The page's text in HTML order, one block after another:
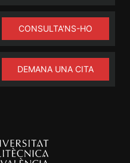
CONSULTA'NS-HO
DEMANA UNA CITA